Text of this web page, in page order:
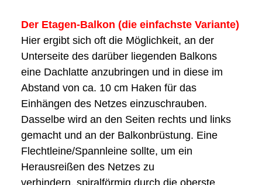
Der Etagen-Balkon (die einfachste Variante)
Hier ergibt sich oft die Möglichkeit, an der
Unterseite des darüber liegenden Balkons
eine Dachlatte anzubringen und in diese im
Abstand von ca. 10 cm Haken für das
Einhängen des Netzes einzuschrauben.
Dasselbe wird an den Seiten rechts und links
gemacht und an der Balkonbrüstung. Eine
Flechtleine/Spannleine sollte, um ein
Herausreißen des Netzes zu